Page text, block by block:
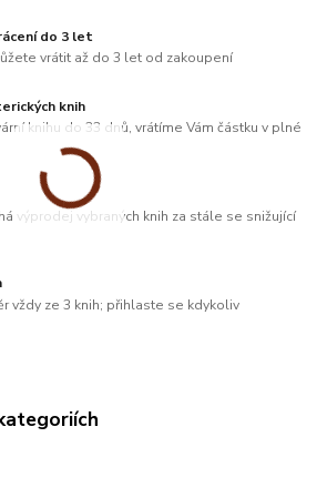
do 3 let
vrátit až do 3 let od zakoupení
knih
knihu do 33 dnů, vrátíme Vám částku v plné
výprodej vybraných knih za stále se snižující
vždy ze 3 knih; přihlaste se kdykoliv